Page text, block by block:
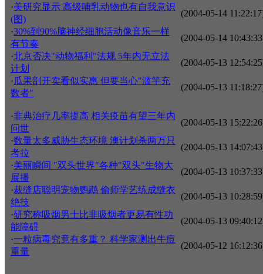
·美研究显示 高级哺乳动物也有自我意识
(图)
(2004-05-14
·30%到90%脑神经细胞活动像音乐一样
有节奏
(2004-05-14
·北京否决"动物福利"法规 5年内无立法
计划
(2004-05-13
·瓜果剖开卖看似实惠 但要当心"滥竽充
数者"
(2004-05-13
·非典治疗几率提高 相关疫苗有望三年内
问世
(2004-05-13
·数量太多威胁生态环境 澳计划杀两万只
考拉
(2004-05-13
·美丽瞬间 "双头世界"各种"双头"生物大
展播
(2004-05-13
·裁缝店聪明宠物鹦鹉 偷师学艺练成缝衣
绝技
(2004-05-13
·研究称吸烟男士比非吸烟者更易有性功
能障碍
(2004-05-13
·一粒病毒究竟有多重？ 科学家测出牛痘
重量
(2004-05-12